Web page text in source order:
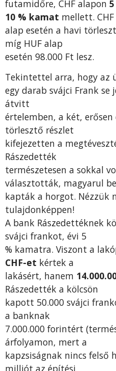
futamidőre, CHF alapon
10 % kamat mellett. CHF
alap esetén a havi
míg HUF alap
esetén 98.000 Ft lesz.
Tekintettel arra, hogy az
egy darab svájci Frank se
átvitt
értelemben, a két,
törlesztő részlet
kifejezetten a
Rászedették
természetesen a sokkal
választották, magyarul be
kapták a horgot. Nézzük
tulajdonképpen!
A bank Rászedettéknek
svájci frankot, évi 5
% kamatra. Viszont a
CHF-et kértek a
lakásért, hanem
Rászedették a kölcsön
kapott 50.000 svájci
a banknak
7.000.000 forintért
árfolyamon, mert a
kapzsiságnak nincs felső